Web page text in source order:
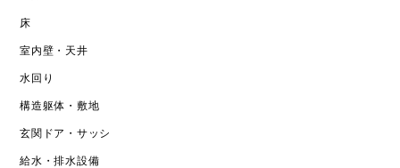
床
室内壁・天井
水回り
構造躯体・敷地
玄関ドア・サッシ
給水・排水設備